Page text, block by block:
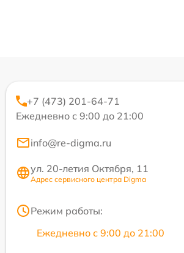
+7 (473) 201-64-71
Ежедневно с 9:00 до 21:00
info@re-digma.ru
ул. 20-летия Октября, 11
Адрес сервисного центра Digma
Режим работы:
Ежедневно с 9:00 до 21:00